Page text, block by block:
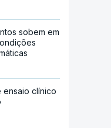
sobem em
ensaio clínico